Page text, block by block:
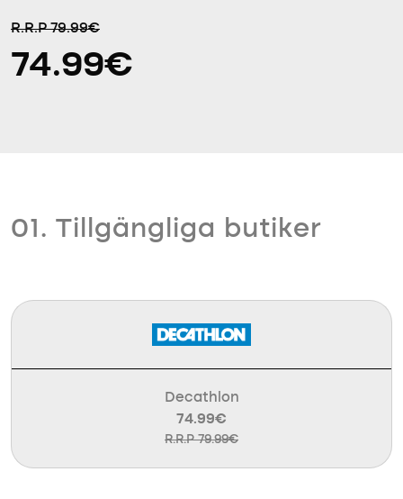
R.R.P 79.99€
74.99€
01. Tillgängliga butiker
Decathlon
74.99€
R.R.P 79.99€